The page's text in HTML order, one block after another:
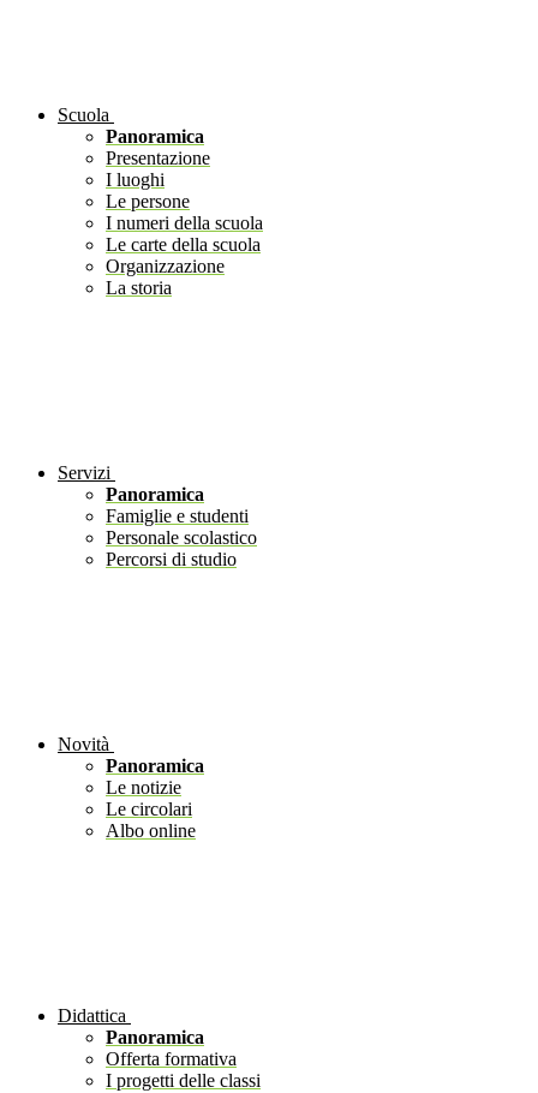
Scuola
Panoramica
Presentazione
I luoghi
Le persone
I numeri della scuola
Le carte della scuola
Organizzazione
La storia
Servizi
Panoramica
Famiglie e studenti
Personale scolastico
Percorsi di studio
Novità
Panoramica
Le notizie
Le circolari
Albo online
Didattica
Panoramica
Offerta formativa
I progetti delle classi